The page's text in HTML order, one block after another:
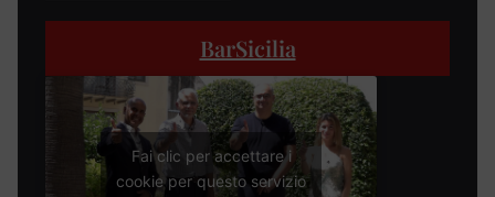
BarSicilia
Fai clic per accettare i
cookie per questo servizio